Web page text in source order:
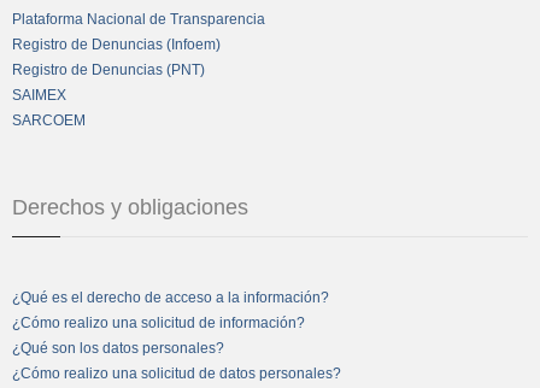
Plataforma Nacional de Transparencia
Registro de Denuncias (Infoem)
Registro de Denuncias (PNT)
SAIMEX
SARCOEM
Derechos y obligaciones
¿Qué es el derecho de acceso a la información?
¿Cómo realizo una solicitud de información?
¿Qué son los datos personales?
¿Cómo realizo una solicitud de datos personales?